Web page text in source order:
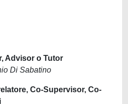
Advisor o Tutor
Di Sabatino
Co-Supervisor, Co-